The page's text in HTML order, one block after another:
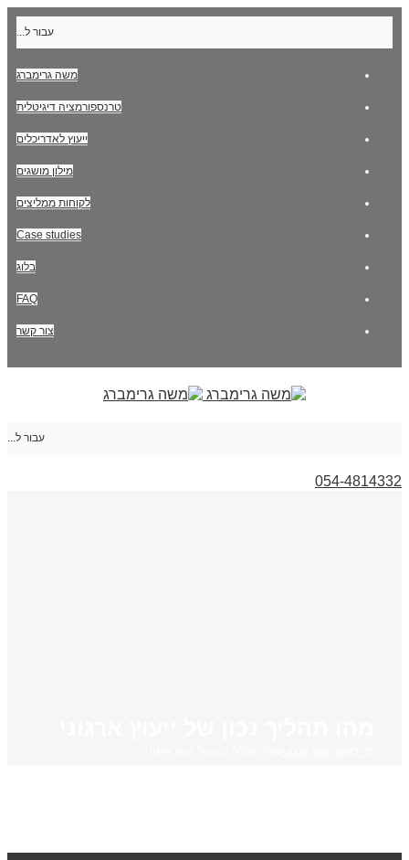
עבור ל...
משה גרימברג
טרנספורמציה דיגיטלית
ייעוץ לאדריכלים
מילון מושגים
לקוחות ממליצים
Case studies
בלוג
FAQ
צור קשר
עבור ל...
054-4814332